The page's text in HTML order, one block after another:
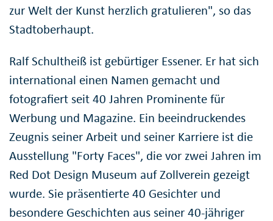
zur Welt der Kunst herzlich gratulieren", so das
Stadtoberhaupt.
Ralf Schultheiß ist gebürtiger Essener. Er hat sich
international einen Namen gemacht und
fotografiert seit 40 Jahren Prominente für
Werbung und Magazine. Ein beeindruckendes
Zeugnis seiner Arbeit und seiner Karriere ist die
Ausstellung "Forty Faces", die vor zwei Jahren im
Red Dot Design Museum auf Zollverein gezeigt
wurde. Sie präsentierte 40 Gesichter und
besondere Geschichten aus seiner 40-jähriger